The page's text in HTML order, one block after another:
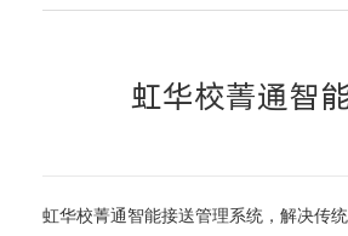
虹华校菁通智
虹华校菁通智能接送管理系统，解决传